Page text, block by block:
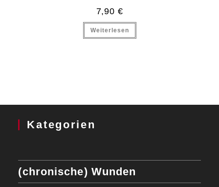
7,90 €
Weiterlesen
Kategorien
(chronische) Wunden